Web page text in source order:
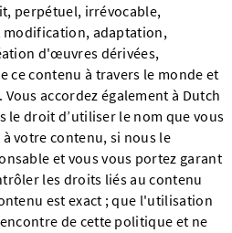
perpétuel, irrévocable,
adaptation,
d'œuvres dérivées,
contenu à travers le monde et
accordez également à Dutch
le droit d’utiliser le nom que vous
votre contenu, si nous le
et vous vous portez garant
les droits liés au contenu
est exact ; que l'utilisation
de cette politique et ne